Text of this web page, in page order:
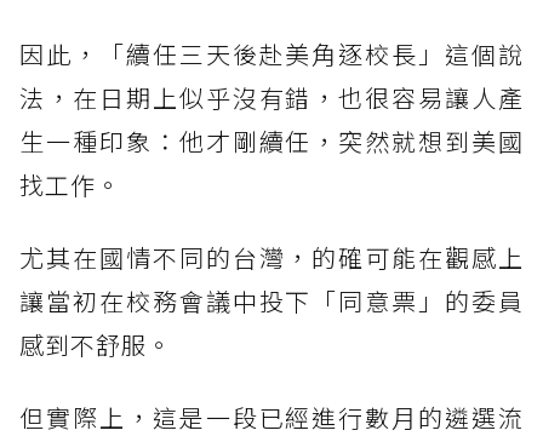
因此，「續任三天後赴美角逐校長」這個說
法，在日期上似乎沒有錯，也很容易讓人產
生一種印象：他才剛續任，突然就想到美國
找工作。
尤其在國情不同的台灣，的確可能在觀感上
讓當初在校務會議中投下「同意票」的委員
感到不舒服。
但實際上，這是一段已經進行數月的遴選流